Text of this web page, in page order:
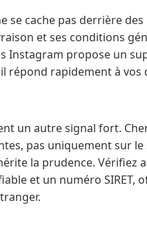
se cache pas derrière
et ses conditions
Instagram propose un
répond rapidement à vos
un autre signal fort.
pas uniquement sur
la prudence. Vérifiez
et un numéro